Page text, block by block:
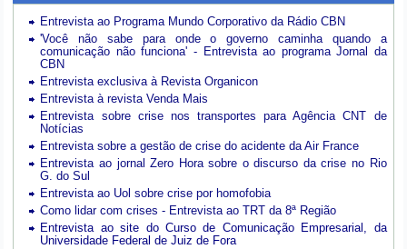
Entrevista ao Programa Mundo Corporativo da Rádio CBN
'Você não sabe para onde o governo caminha quando a
comunicação não funciona' - Entrevista ao programa Jornal da
CBN
Entrevista exclusiva à Revista Organicon
Entrevista à revista Venda Mais
Entrevista sobre crise nos transportes para Agência CNT de
Notícias
Entrevista sobre a gestão de crise do acidente da Air France
Entrevista ao jornal Zero Hora sobre o discurso da crise no Rio
G. do Sul
Entrevista ao Uol sobre crise por homofobia
Como lidar com crises - Entrevista ao TRT da 8ª Região
Entrevista ao site do Curso de Comunicação Empresarial, da
Universidade Federal de Juiz de Fora